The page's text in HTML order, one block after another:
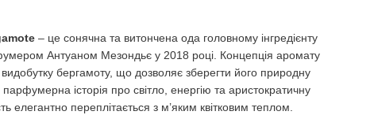
– це сонячна та витончена ода головному інгредієнту
Антуаном Мезондьє у 2018 році. Концепція аромату
бергамоту, що дозволяє зберегти його природну
парфумерна історія про світло, енергію та аристократичну
елегантно переплітається з м’яким квітковим теплом.